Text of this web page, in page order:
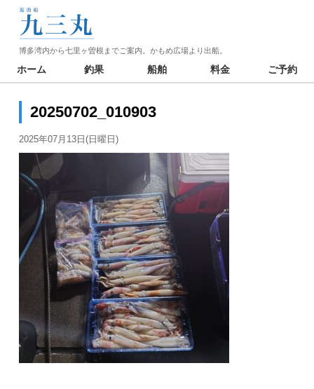
博多湾内から七里ヶ曽根までご案内。かもめ広場より出船。
ホーム 釣果 船舶 料金 ご予約
20250702_010903
2025年07月13日(日曜日)